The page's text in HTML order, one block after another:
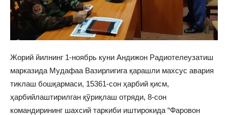
Жорий йилнинг 1-ноябрь куни Андижон Радиотелеузатиш
марказида Мудафаа Вазирлигига қарашли махсус авария
тиклаш бошқармаси, 15361-сон ҳарбий қисм,
ҳарбийлаштирилган қўриқлаш отряди, 8-сон
командирининг шахсий таркиби иштирокида “Фаровон